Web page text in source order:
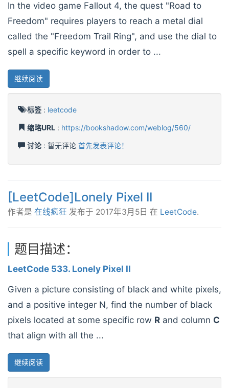
In the video game Fallout 4, the quest "Road to
Freedom" requires players to reach a metal dial
called the "Freedom Trail Ring", and use the dial to
spell a specific keyword in order to ...
继续阅读
标签 : leetcode
缩略URL : https://bookshadow.com/weblog/560/
讨论: 暂无评论 首先发表评论！
[LeetCode]Lonely Pixel II
作者是 在线疯狂 发布于 2017年3月5日 在 LeetCode.
题目描述：
LeetCode 533. Lonely Pixel II
Given a picture consisting of black and white pixels,
and a positive integer N, find the number of black
pixels located at some specific row R and column C
that align with all the ...
继续阅读